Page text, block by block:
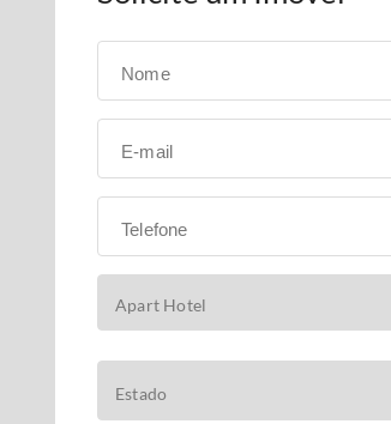
Nome
E-mail
Telefone